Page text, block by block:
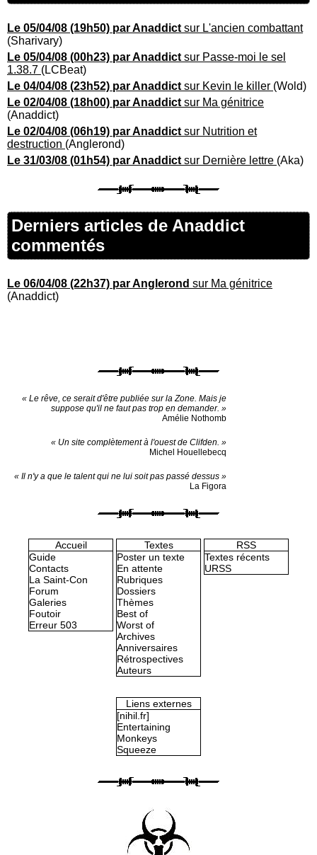
Le 05/04/08 (19h50) par Anaddict sur L'ancien combattant
(Sharivary)
Le 05/04/08 (00h23) par Anaddict sur Passe-moi le sel
1.38.7 (LCBeat)
Le 04/04/08 (23h52) par Anaddict sur Kevin le killer (Wold)
Le 02/04/08 (18h00) par Anaddict sur Ma génitrice
(Anaddict)
Le 02/04/08 (06h19) par Anaddict sur Nutrition et
destruction (Anglerond)
Le 31/03/08 (01h54) par Anaddict sur Dernière lettre (Aka)
Derniers articles de Anaddict
commentés
Le 06/04/08 (22h37) par Anglerond sur Ma génitrice
(Anaddict)
« Le rêve, ce serait d'être publiée sur la Zone. Mais je
suppose qu'il ne faut pas trop en demander. »
Amélie Nothomb
« Un site complètement à l'ouest de Clifden. »
Michel Houellebecq
« Il n'y a que le talent qui ne lui soit pas passé dessus »
La Figora
Accueil
Guide
Contacts
La Saint-Con
Forum
Galeries
Foutoir
Erreur 503
Textes
Poster un texte
En attente
Rubriques
Dossiers
Thèmes
Best of
Worst of
Archives
Anniversaires
Rétrospectives
Auteurs
RSS
Textes récents
URSS
Liens externes
[nihil.fr]
Entertaining
Monkeys
Squeeze